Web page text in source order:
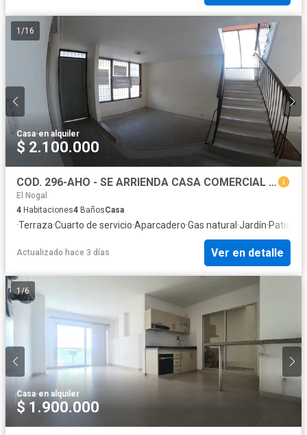
1 /16
Casa·en alquiler
$ 2.100.000
COD. 296-AHO - SE ARRIENDA CASA COMERCIAL - BARRIO: SAN CARLOS
El Nogal
4 Habitaciones4 BañosCasa
·Terraza·Cuarto de servicio·Aparcadero·Gas natural·Jardín·Patio
Actualizado hace 3 días Ver en detalle
1/6
Casa·en alquiler
$ 1.900.000